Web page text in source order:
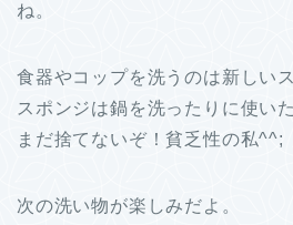
ね。
食器やコップを洗うのは新しい
スポンジは鍋を洗ったりに使いた
まだ捨てないぞ！貧乏性の私^^;
次の洗い物が楽しみだよ。